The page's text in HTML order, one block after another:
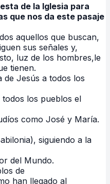
de la Iglesia para
que nos da este pasaje
aquellos que buscan,
sus señales y,
luz de los hombres,le
tienen.
de Jesús a todos los
todos los pueblos el
como José y María.
siguiendo a la
del Mundo.
de
han llegado al